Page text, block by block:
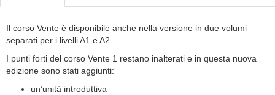
Il corso Vente è disponibile anche nella versione in due volumi
separati per i livelli A1 e A2.
I punti forti del corso Vente 1 restano inalterati e in questa nuova
edizione sono stati aggiunti:
un’unità introduttiva